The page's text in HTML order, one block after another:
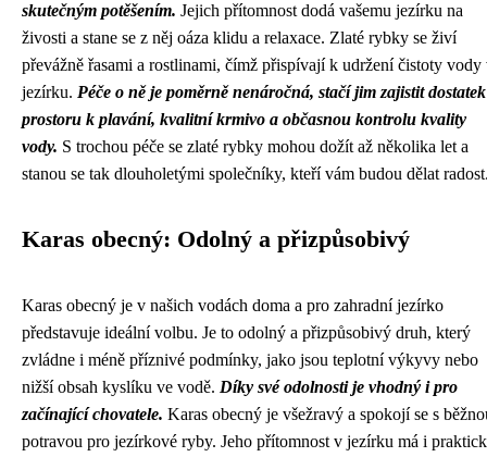
skutečným potěšením. Jejich přítomnost dodá vašemu jezírku na
živosti a stane se z něj oáza klidu a relaxace. Zlaté rybky se živí
převážně řasami a rostlinami, čímž přispívají k udržení čistoty vody
jezírku. Péče o ně je poměrně nenáročná, stačí jim zajistit dostatek
prostoru k plavání, kvalitní krmivo a občasnou kontrolu kvality
vody. S trochou péče se zlaté rybky mohou dožít až několika let a
stanou se tak dlouholetými společníky, kteří vám budou dělat
Karas obecný: Odolný a přizpůsobivý
Karas obecný je v našich vodách doma a pro zahradní jezírko
představuje ideální volbu. Je to odolný a přizpůsobivý druh, který
zvládne i méně příznivé podmínky, jako jsou teplotní výkyvy nebo
nižší obsah kyslíku ve vodě. Díky své odolnosti je vhodný i pro
začínající chovatele. Karas obecný je všežravý a spokojí se s
potravou pro jezírkové ryby. Jeho přítomnost v jezírku má i